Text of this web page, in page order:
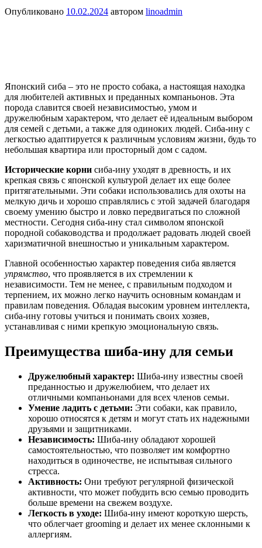
Опубликовано 10.02.2024 автором linoadmin
Японский сиба – это не просто собака, а настоящая находка
для любителей активных и преданных компаньонов. Эта
порода славится своей независимостью, умом и
дружелюбным характером, что делает её идеальным выбором
для семей с детьми, а также для одиноких людей. Сиба-ину с
легкостью адаптируется к различным условиям жизни, будь то
небольшая квартира или просторный дом с садом.
Исторические корни сиба-ину уходят в древность, и их
крепкая связь с японской культурой делает их еще более
притягательными. Эти собаки использовались для охоты на
мелкую дичь и хорошо справлялись с этой задачей благодаря
своему умению быстро и ловко передвигаться по сложной
местности. Сегодня сиба-ину стал символом японской
породной собаководства и продолжает радовать людей своей
харизматичной внешностью и уникальным характером.
Главной особенностью характер поведения сиба является
упрямство, что проявляется в их стремлении к
независимости. Тем не менее, с правильным подходом и
терпением, их можно легко научить основным командам и
правилам поведения. Обладая высоким уровнем интеллекта,
сиба-ину готовы учиться и понимать своих хозяев,
устанавливая с ними крепкую эмоциональную связь.
Преимущества шиба-ину для семьи
Дружелюбный характер: Шиба-ину известны своей
преданностью и дружелюбием, что делает их
отличными компаньонами для всех членов семьи.
Умение ладить с детьми: Эти собаки, как правило,
хорошо относятся к детям и могут стать их надежными
друзьями и защитниками.
Независимость: Шиба-ину обладают хорошей
самостоятельностью, что позволяет им комфортно
находиться в одиночестве, не испытывая сильного
стресса.
Активность: Они требуют регулярной физической
активности, что может побудить всю семью проводить
больше времени на свежем воздухе.
Легкость в уходе: Шиба-ину имеют короткую шерсть,
что облегчает grooming и делает их менее склонными к
аллергиям.